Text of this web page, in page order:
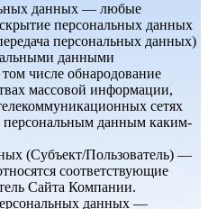
данных — любые
персональных данных
персональных данных)
данными
числе обнародование
массовой информации,
сетях
персональным данным каким-
(Субъект/Пользователь) —
соответствующие
Сайта Компании.
данных —